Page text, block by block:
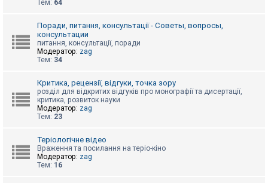
м
о
г
Тем: 64
Поради, питання, консультації - Советы, вопросы,
консультации
питання, консультації, поради
Модератор: zag
Тем: 34
Критика, рецензії, відгуки, точка зору
розділ для відкритих відгуків про монографії та дисертації,
критика, розвиток науки
Модератор: zag
Тем: 23
Теріологічне відео
Враження та посилання на теріо-кіно
Модератор: zag
Тем: 16